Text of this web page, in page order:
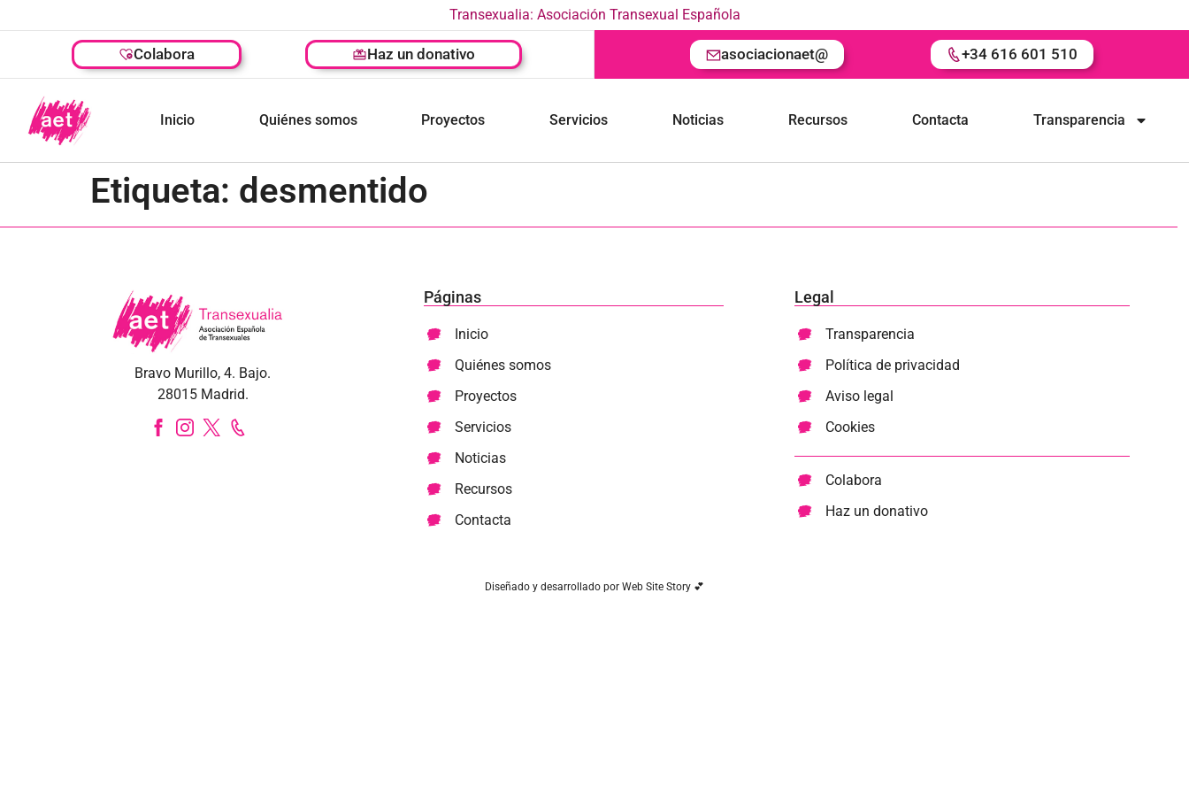
Transexualia: Asociación Transexual Española
Inicio Quiénes somos Proyectos Servicios Noticias Recursos Contacta Transparencia
Colabora Haz un donativo asociacionaet@ +34 616 601 510
Etiqueta: desmentido
Bravo Murillo, 4. Bajo.
28015 Madrid.
Páginas
Inicio
Quiénes somos
Proyectos
Servicios
Noticias
Recursos
Contacta
Legal
Transparencia
Política de privacidad
Aviso legal
Cookies
Colabora
Haz un donativo
Diseñado y desarrollado por Web Site Story 💕